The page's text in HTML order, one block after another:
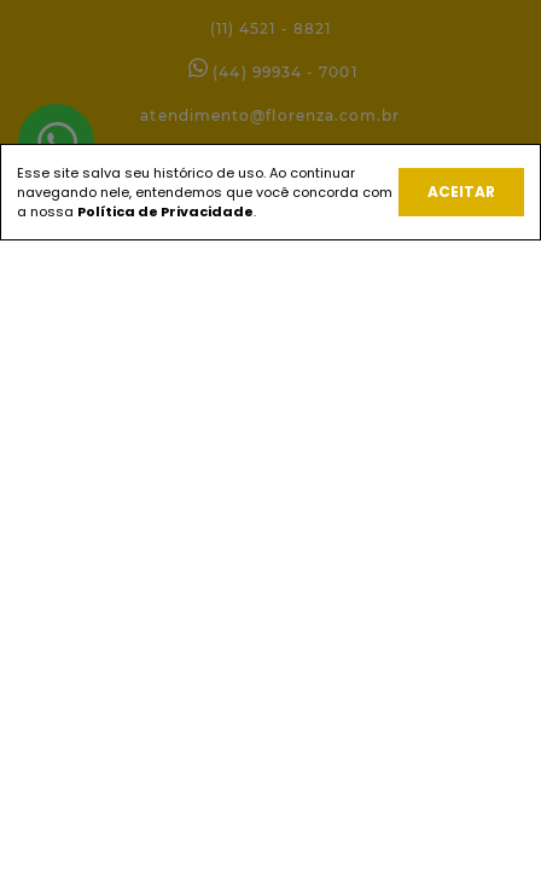
(11) 4521 - 8821
(44) 99934 - 7001
atendimento@florenza.com.br
REDES SOCIAIS
Esse site salva seu histórico de uso. Ao continuar
navegando nele, entendemos que você concorda com
a nossa Política de Privacidade.
ACEITAR